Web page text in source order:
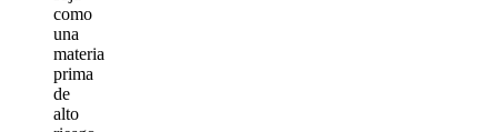
como
una
materia
prima
de
alto